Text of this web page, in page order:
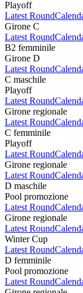
Playoff
Latest Round
Girone C
Latest Round
B2 femminile
Girone D
Latest Round
C maschile
Playoff
Latest Round
Girone regionale
Latest Round
C femminile
Playoff
Latest Round
Girone regionale
Latest Round
D maschile
Pool promozione
Latest Round
Girone regionale
Latest Round
Winter Cup
Latest Round
D femminile
Pool promozione
Latest Round